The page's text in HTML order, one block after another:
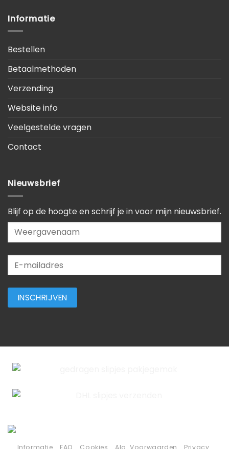
Informatie
Bestellen
Betaalmethoden
Verzending
Website info
Veelgestelde vragen
Contact
Nieuwsbrief
Blijf op de hoogte en schrijf je in voor mijn nieuwsbrief.
Informatie FAQ Cookies Alg. Voorwaarden Privacy